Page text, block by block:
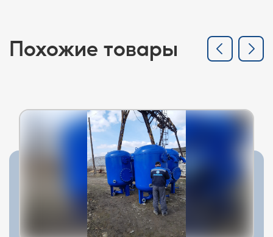
Похожие товары